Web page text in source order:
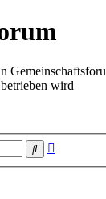
wird
Suche